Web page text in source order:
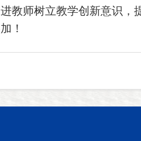
教师树立教学创新意识，
！